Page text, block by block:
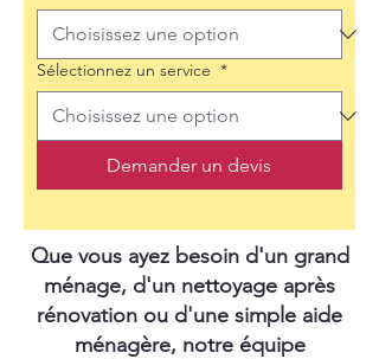
Sélectionnez un service *
Demander un devis
Que vous ayez besoin d'un grand
ménage, d'un nettoyage après
rénovation ou d'une simple aide
ménagère, notre équipe